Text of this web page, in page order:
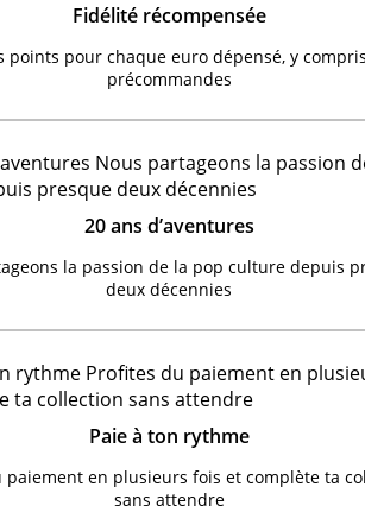
Fidélité récompensée
points pour chaque euro dépensé, y
précommandes
20 ans d’aventures
la passion de la pop culture depuis
deux décennies
Paie à ton rythme
paiement en plusieurs fois et complète ta
sans attendre